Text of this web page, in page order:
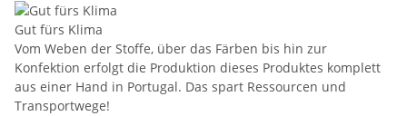
Gut fürs Klima
Vom Weben der Stoffe, über das Färben bis hin zur
Konfektion erfolgt die Produktion dieses Produktes komplett
aus einer Hand in Portugal. Das spart Ressourcen und
Transportwege!